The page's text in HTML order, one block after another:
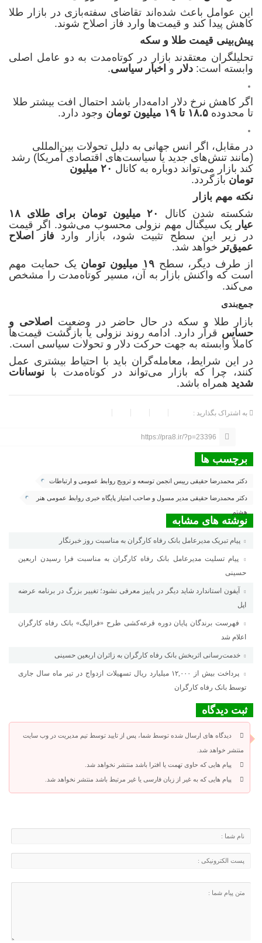
این عوامل باعث شده‌اند تقاضای سفته‌بازی در بازار طلا
کاهش پیدا کند و قیمت‌ها وارد فاز اصلاح شوند.
پیش‌بینی قیمت طلا و سکه
تحلیلگران معتقدند بازار در کوتاه‌مدت به دو عامل اصلی
وابسته است: دلار و اخبار سیاسی.
اگر کاهش نرخ دلار ادامه‌دار باشد احتمال افت بیشتر طلا
تا محدوده ۱۸.۵ تا ۱۹ میلیون تومان وجود دارد.
در مقابل، اگر انس جهانی به دلیل تحولات بین‌المللی
(مانند تنش‌های جدید یا سیاست‌های اقتصادی آمریکا) رشد
کند بازار می‌تواند دوباره به کانال
۲۰ میلیون
تومان بازگردد.
نکته مهم بازار
شکسته شدن کانال
۲۰ میلیون تومان برای طلای ۱۸
عیار یک سیگنال مهم نزولی محسوب می‌شود. اگر قیمت
در زیر این سطح تثبیت شود، بازار وارد فاز اصلاح
عمیق‌تر خواهد شد.
از طرف دیگر، سطح۱۹ میلیون تومان
یک حمایت مهم
است که واکنش بازار به آن، مسیر کوتاه‌مدت را مشخص
می‌کند.
جمع‌بندی
بازار طلا و سکه در حال حاضر در وضعیت
اصلاحی و
حساس قرار دارد. ادامه روند نزولی یا بازگشت قیمت‌ها
کاملاً وابسته به جهت حرکت دلار و تحولات سیاسی است.
در این شرایط، معامله‌گران باید با احتیاط بیشتری عمل
کنند، چرا که بازار می‌تواند در کوتاه‌مدت با نوسانات
شدید همراه باشد.
به اشتراک بگذارید :
https://pra8.ir/?p=23396
برچسب ها
دکتر محمدرضا حقیقی رییس انجمن توسعه و ترویج روابط عمومی و ارتباطات
دکتر محمدرضا حقیقی مدیر مسول و صاحب امتیاز پایگاه خبری روابط عمومی هنر
هشتم
نوشته های مشابه
پیام تبریک مدیرعامل بانک رفاه کارگران به مناسبت روز خبرنگار
پیام تسلیت مدیرعامل بانک رفاه کارگران به مناسبت فرا رسیدن اربعین
حسینی
آیفون استاندارد شاید دیگر در پاییز معرفی نشود؛ تغییر بزرگ در برنامه عرضه
اپل
فهرست برندگان پایان دوره قرعه‌کشی طرح «فرالیگ» بانک رفاه کارگران
اعلام شد
خدمت‌رسانی اثربخش بانک رفاه کارگران به زائران اربعین حسینی
پرداخت بیش از ۱۲,۰۰۰ میلیارد ریال تسهیلات ازدواج در تیر ماه سال جاری
توسط بانک رفاه کارگران
ثبت دیدگاه
دیدگاه های ارسال شده توسط شما، پس از تایید توسط تیم مدیریت در وب سایت
منتشر خواهد شد.
پیام هایی که حاوی تهمت یا افترا باشد منتشر نخواهد شد.
پیام هایی که به غیر از زبان فارسی یا غیر مرتبط باشد منتشر نخواهد شد.